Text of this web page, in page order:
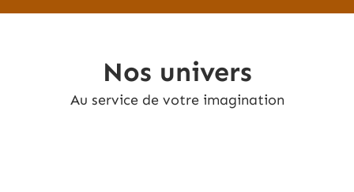
Nos univers
Au service de votre imagination